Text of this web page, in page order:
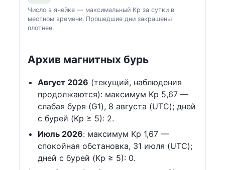
Число в ячейке — максимальный Kp за сутки в
местном времени. Прошедшие дни закрашены
плотнее.
Архив магнитных бурь
Август 2026 (текущий, наблюдения
продолжаются): максимум Kp 5,67 —
слабая буря (G1), 8 августа (UTC); дней
с бурей (Kp ≥ 5): 2.
Июль 2026: максимум Kp 1,67 —
спокойная обстановка, 31 июля (UTC);
дней с бурей (Kp ≥ 5): 0.